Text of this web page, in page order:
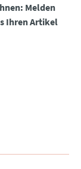
Melden
Ihren Artikel